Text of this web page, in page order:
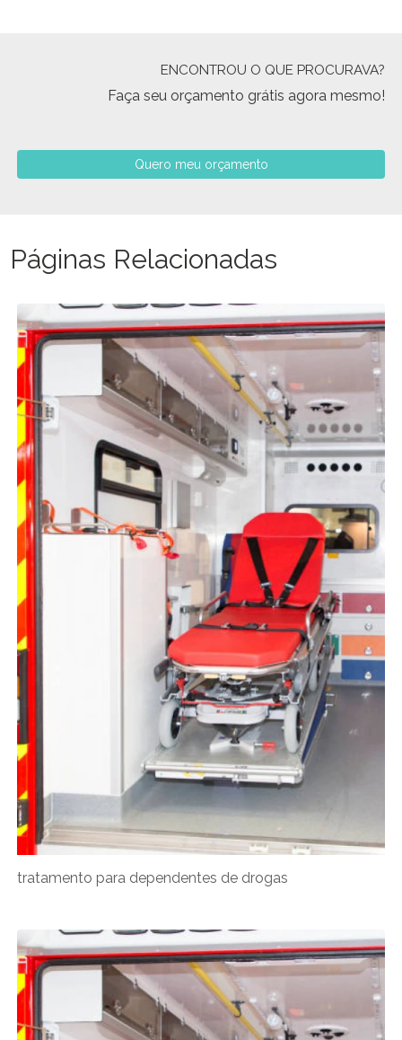
ENCONTROU O QUE PROCURAVA?
Faça seu orçamento grátis agora mesmo!
Quero meu orçamento
Páginas Relacionadas
tratamento para dependentes de drogas